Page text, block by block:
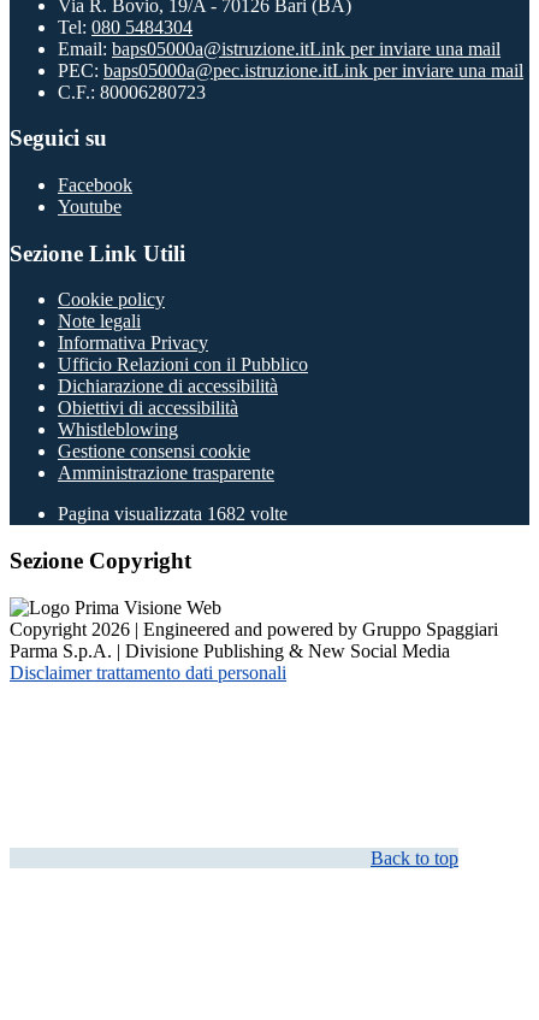
Via R. Bovio, 19/A - 70126 Bari (BA)
Tel: 080 5484304
Email: baps05000a@istruzione.itLink per inviare una mail
PEC: baps05000a@pec.istruzione.itLink per inviare una mail
C.F.: 80006280723
Seguici su
Facebook
Youtube
Sezione Link Utili
Cookie policy
Note legali
Informativa Privacy
Ufficio Relazioni con il Pubblico
Dichiarazione di accessibilità
Obiettivi di accessibilità
Whistleblowing
Gestione consensi cookie
Amministrazione trasparente
Pagina visualizzata 1682 volte
Sezione Copyright
Copyright 2026 | Engineered and powered by Gruppo Spaggiari
Parma S.p.A. | Divisione Publishing & New Social Media
Disclaimer trattamento dati personali
Back to top